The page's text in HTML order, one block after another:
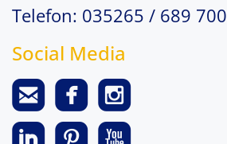
Telefon: 035265 / 689 700
Social Media